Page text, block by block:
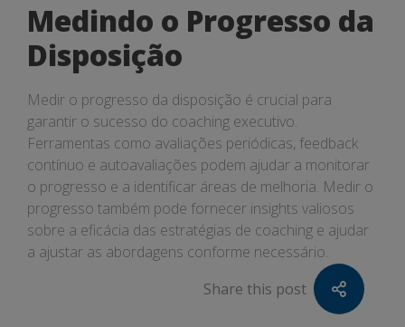
Medindo o Progresso da
Disposição
Medir o progresso da disposição é crucial para
garantir o sucesso do coaching executivo.
Ferramentas como avaliações periódicas, feedback
contínuo e autoavaliações podem ajudar a monitorar
o progresso e a identificar áreas de melhoria. Medir o
progresso também pode fornecer insights valiosos
sobre a eficácia das estratégias de coaching e ajudar
a ajustar as abordagens conforme necessário.
Share this post